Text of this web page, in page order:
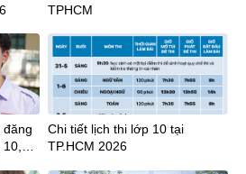
TPHCM
đăng
10,
Chi tiết lịch thi lớp 10 tại
TP.HCM 2026